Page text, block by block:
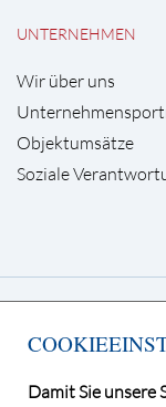
UNTERNEHMEN
Wir über uns
Objektumsätze
Soziale
Kurfürstendamm 65,
Telefon +49 30 /
Damit Sie unsere